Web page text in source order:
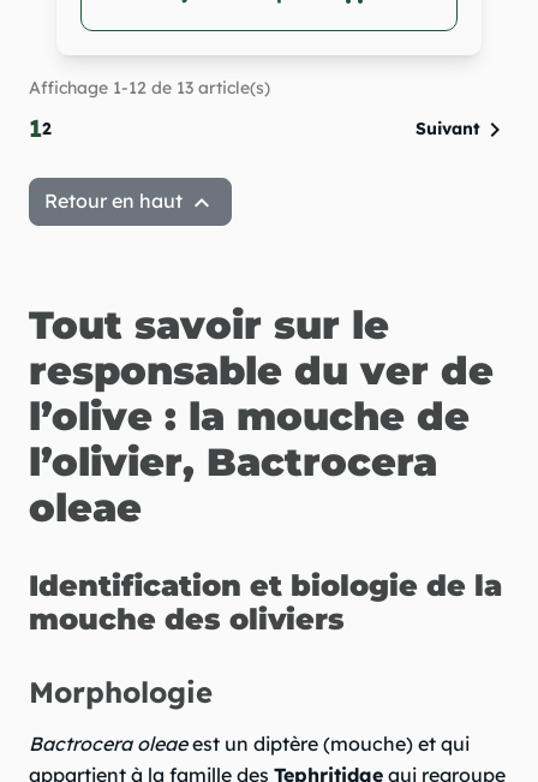
Affichage 1-12 de 13 article(s)
12 Suivant 
Retour en haut 
Tout savoir sur le
responsable du ver de
l’olive : la mouche de
l’olivier, Bactrocera
oleae
Identification et biologie de la
mouche des oliviers
Morphologie
Bactrocera oleaeest un diptère (mouche) et qui
appartient à la famille des Tephritidae qui regroupe